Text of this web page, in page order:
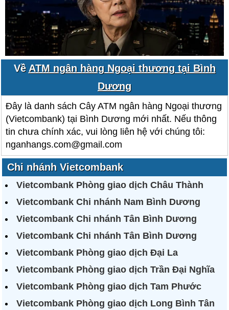
Về ATM ngân hàng Ngoại thương tại Bình
Dương
Đây là danh sách Cây ATM ngân hàng Ngoại thương
(Vietcombank) tại Bình Dương mới nhất. Nếu thông
tin chưa chính xác, vui lòng liên hệ với chúng tôi:
nganhangs.com@gmail.com
Chi nhánh Vietcombank
Vietcombank Phòng giao dịch Châu Thành
Vietcombank Chi nhánh Nam Bình Dương
Vietcombank Chi nhánh Tân Bình Dương
Vietcombank Chi nhánh Tân Bình Dương
Vietcombank Phòng giao dịch Đại La
Vietcombank Phòng giao dịch Trần Đại Nghĩa
Vietcombank Phòng giao dịch Tam Phước
Vietcombank Phòng giao dịch Long Bình Tân